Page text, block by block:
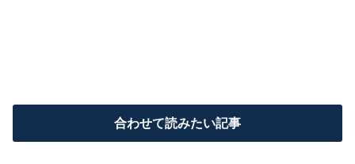
合わせて読みたい記事